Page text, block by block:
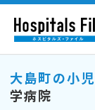
大島町の小
学病院